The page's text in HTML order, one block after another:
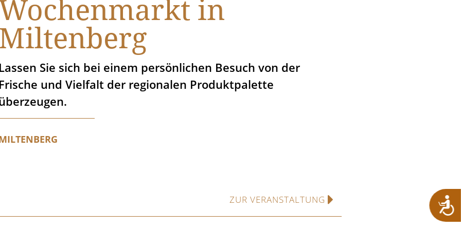
in
Miltenberg
Lassen Sie sich bei einem persönlichen Besuch von der
Frische und Vielfalt der regionalen Produktpalette
ZUR VERANSTALTUNG